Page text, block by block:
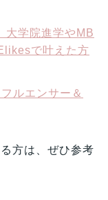
大学院進学やMB
で叶えた方
ルエンサー＆
方は、ぜひ参考